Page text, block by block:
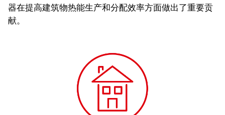
器在提高建筑物热能生产和分配效率方面做出了重要贡
献。